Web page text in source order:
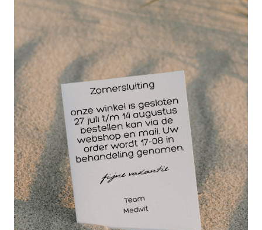
strekken van de pols op een remmende manier, wat
voor de gebruiker prettig aanvoelt en waardoor
sporten goed mogelijk blijft. De mate van
compressie is in te stellen met de elastische band,
die tevens een beschermd gevoel biedt. Door het
comfortabele, snel drogende materiaal en het
slanke design sluit de Push Sports Polsbrace goed
aan op de huid en heeft de brace een goede
pasvorm.
De Push Sports polsbrace is eenvoudig zelf aan te
leggen. Tijdens het dragen wordt transpiratie snel
afgevoerd.
De voordelen van een Push Sports
polsbrace: